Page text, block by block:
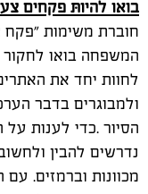
ולמבוגרים בדבר
הסיור .כדי לענות
נדרשים להבין
מכוונות וברמזים.
המסמיך אותם
היכן:שמורות טבע:
מג'רסה, נחל עמוד,
תל דן, גמלא, עין